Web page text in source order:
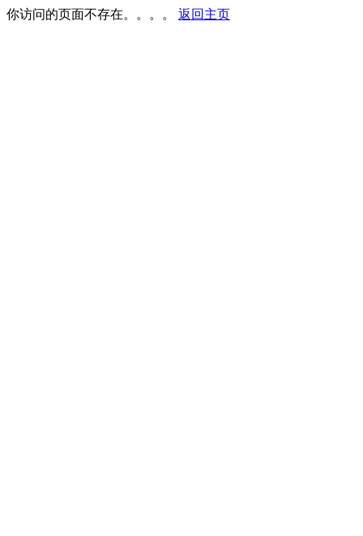
你访问的页面不存在。。。。 返回主页